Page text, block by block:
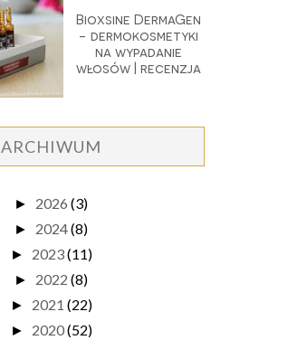
Bioxsine DermaGen
- dermokosmetyki
na wypadanie
włosów | recenzja
ARCHIWUM
► 2026 (3)
► 2024(8)
► 2023(11)
► 2022 (8)
► 2021 (22)
► 2020(52)